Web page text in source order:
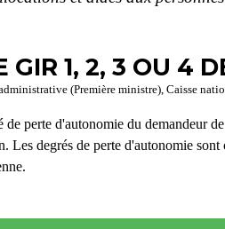
GIR 1, 2, 3 OU 4
(Première ministre), Caisse
de perte d'autonomie du demandeur
Les degrés de perte d'autonomie sont